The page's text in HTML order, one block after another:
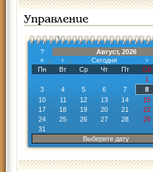
Управление
?
Август, 2026
«
‹ Сегодня ›
Пн
Вт Ср Чт Пт Сб
1
3
4 5 6 7 8
10
11 12 13 14 15
17
18 19 20 21 22
24
25 26 27 28 29
31
Выберите дату